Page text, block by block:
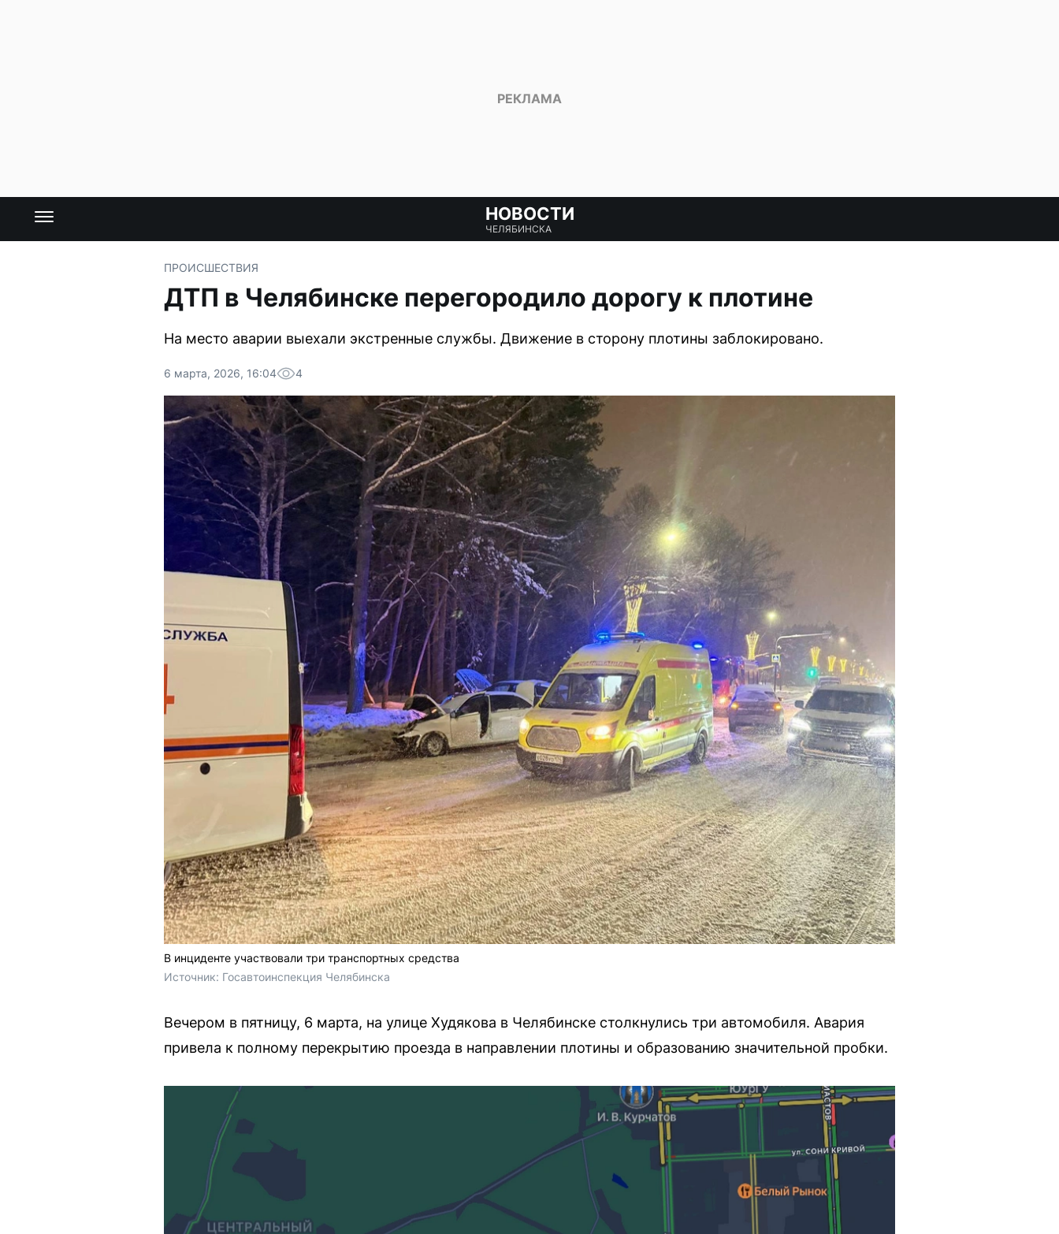
НОВОСТИ
ЧЕЛЯБИНСКА
ПРОИСШЕСТВИЯ
ДТП в Челябинске перегородило дорогу к плотине
На место аварии выехали экстренные службы. Движение в сторону плотины заблокировано.
6 марта, 2026, 16:04 4
В инциденте участвовали три транспортных средства
Источник: Госавтоинспекция Челябинска
Вечером в пятницу, 6 марта, на улице Худякова в Челябинске столкнулись три автомобиля. Авария
привела к полному перекрытию проезда в направлении плотины и образованию значительной пробки.